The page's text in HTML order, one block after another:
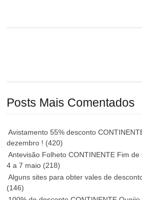
Posts Mais Comentados
Avistamento 55% desconto
dezembro ! (420)
Antevisão Folheto CONTINENTE Fim
4 a 7 maio (218)
Alguns sites para obter vales de
(146)